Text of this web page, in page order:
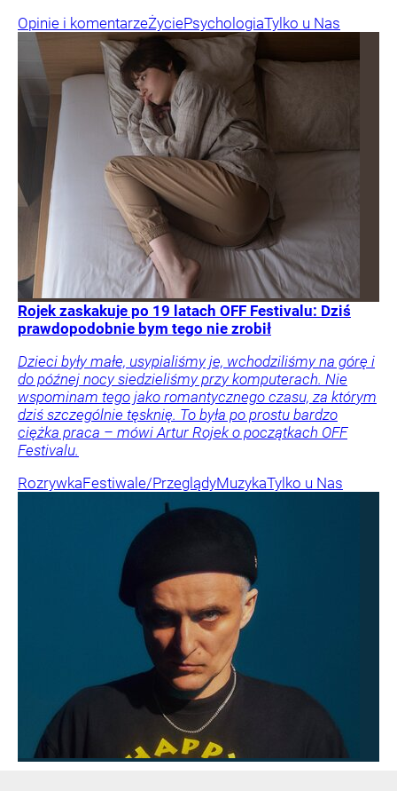
Opinie i komentarzeŻyciePsychologiaTylko u Nas
Rojek zaskakuje po 19 latach OFF Festivalu: Dziś
prawdopodobnie bym tego nie zrobił
Dzieci były małe, usypialiśmy je, wchodziliśmy na górę i
do późnej nocy siedzieliśmy przy komputerach. Nie
wspominam tego jako romantycznego czasu, za którym
dziś szczególnie tęsknię. To była po prostu bardzo
ciężka praca – mówi Artur Rojek o początkach OFF
Festivalu.
RozrywkaFestiwale/PrzeglądyMuzykaTylko u Nas